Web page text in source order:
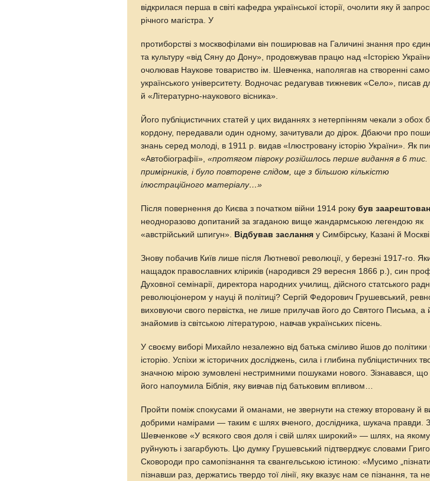
відкрилася перша в світі кафедра української історії, очолити яку й
річного магістра. У
протиборстві з москвофілами він поширював на Галичині знання про
та культуру «від Сяну до Дону», продовжував працю над «Історією
очолював Наукове товариство ім. Шевченка, наполягав на створенні
українського університету. Водночас редагував тижневик «Село», писав
й «Літературно-наукового вісника».
Його публіцистичних статей у цих виданнях з нетерпінням чекали з обох
кордону, передавали один одному, зачитували до дірок. Дбаючи про
знань серед молоді, в 1911 р. видав «Ілюстровану історію України». Як
«Автобіографії»,«протягом півроку розійшлось перше видання в 6 тис.
примірників, і було повторене слідом, ще з більшою кількістю
ілюстраційного матеріалу…»
Після повернення до Києва з початком війни 1914 рокубув
неодноразово допитаний за згаданою вище жандармською легендою як
«австрійський шпигун». Відбував заслання у Симбірську, Казані й
Знову побачив Київ лише після Лютневої революції, у березні 1917-го.
нащадок православних кліриків (народився 29 вересня 1866 р.), син
Духовної семінарії, директора народних училищ, дійсного статського
революціонером у науці й політиці? Сергій Федорович Грушевський,
виховуючи свого первістка, не лише прилучав його до Святого Письма, а
знайомив із світською літературою, навчав українських пісень.
У своєму виборі Михайло незалежно від батька сміливо йшов до політики
історію. Успіхи ж історичних досліджень, сила і глибина публіцистичних
значною мірою зумовлені нестримними пошуками нового. Зізнавався,
його напоумила Біблія, яку вивчав під батьковим впливом…
Пройти поміж спокусами й оманами, не звернути на стежку второвану й
добрими намірами — таким є шлях вченого, дослідника, шукача правди.
Шевченкове «У всякого своя доля і свій шлях широкий» — шлях, на
руйнують і загарбують. Цю думку Грушевський підтверджує словами
Сковороди про самопізнання та євангельською істиною: «Мусимо „пізнати
пізнавши раз, держатись твердо тої лінії, яку вказує нам се пізнання, та не